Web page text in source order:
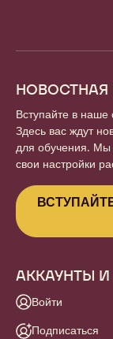
Вступайте в
Здесь вас ждут
для обучения. Мы
свои настройки
АККАУНТЫ
Войти
Подписаться